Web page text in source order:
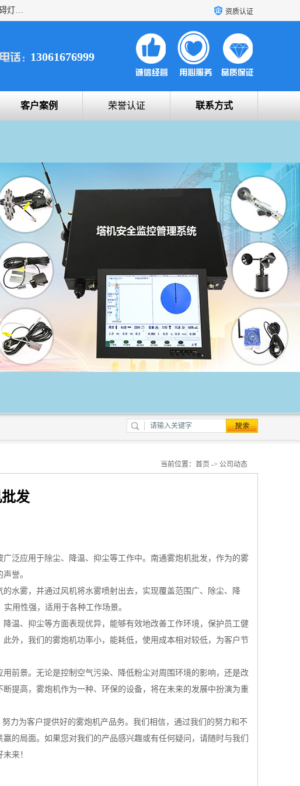
上海宇叶电子科技有限公司是吊钩视频监控、升降机监控、卸料平台监控、塔吊防碰撞、黑匣子防碰撞、风速仪，太阳能障碍灯安全提示灯等一系列升降机的常用配件产品专业研发生产加工的公司，拥有完整、科学的质量管理体系。 资质认证
13061676999
客户案例 荣誉认证 联系方式
当前位置： 首页 -> 公司动态
发
泛应用于除尘、降温、抑尘等工作中。南通雾炮机批发，作为的雾
誉。
水雾，并通过风机将水雾喷射出去，实现覆盖范围广、除尘、降
用性强，适用于各种工作场景。
温、抑尘等方面表现优异，能够有效地改善工作环境，保护员工健
外，我们的雾炮机功率小，能耗低，使用成本相对较低，为客户节
前景。无论是控制空气污染、降低粉尘对周围环境的影响，还是改
提高，雾炮机作为一种、环保的设备，将在未来的发展中扮演为重
力为客户提供好的雾炮机产品务。我们相信，通过我们的努力和不
的局面。如果您对我们的产品感兴趣或有任何疑问，请随时与我们
来！